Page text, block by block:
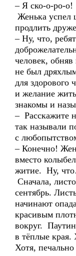
– Я ско-о-ро-о!
Женька успел
продлить
– Ну, что,
человек,
не был
для здорового
и желание
знакомы и
– Расскажите
так называли
с
– Конечно!
вместо
житие. Ну,
Сначала,
сентябрь.
начинают
красивым
вокруг.
в тёплые
Хотя,